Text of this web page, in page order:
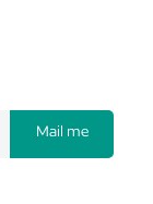
Mail me